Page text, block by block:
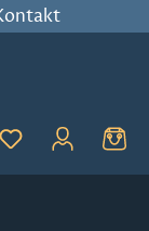
Du hast 0